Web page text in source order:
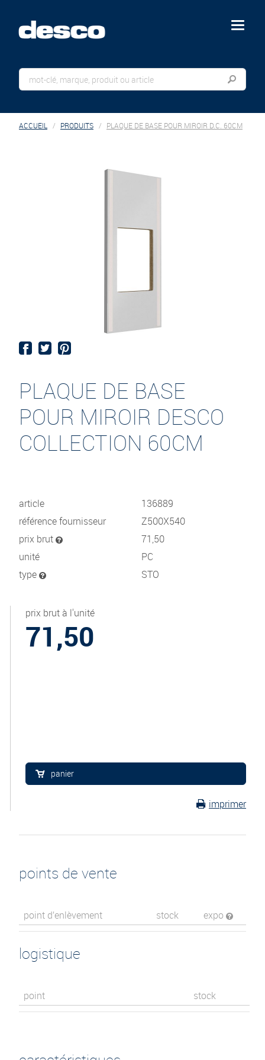
menu
ACCUEIL PRODUITS PLAQUE DE BASE POUR MIROIR D.C. 60CM
PLAQUE DE BASE
POUR MIROIR DESCO
COLLECTION 60CM
article
136889
référence fournisseur
Z500X540
prix brut
71,50
unité
PC
type
STO
prix brut à l'unité
71,50
panier
imprimer
points de vente
point d’enlèvement stock expo
logistique
point stock